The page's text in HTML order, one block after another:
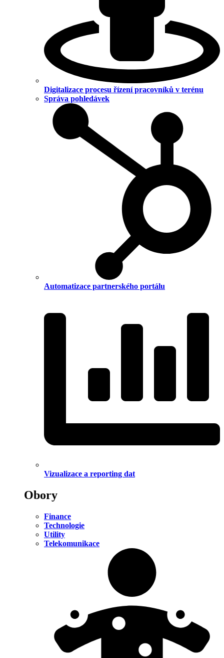
Digitalizace procesu řízení pracovníků v terénu
Správa pohledávek
Automatizace partnerského portálu
Vizualizace a reporting dat
Obory
Finance
Technologie
Utility
Telekomunikace